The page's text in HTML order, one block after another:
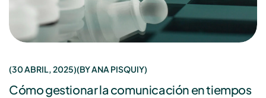
30 ABRIL, 2025 BYANA PISQUIY
Cómo gestionar la comunicación en tiempos